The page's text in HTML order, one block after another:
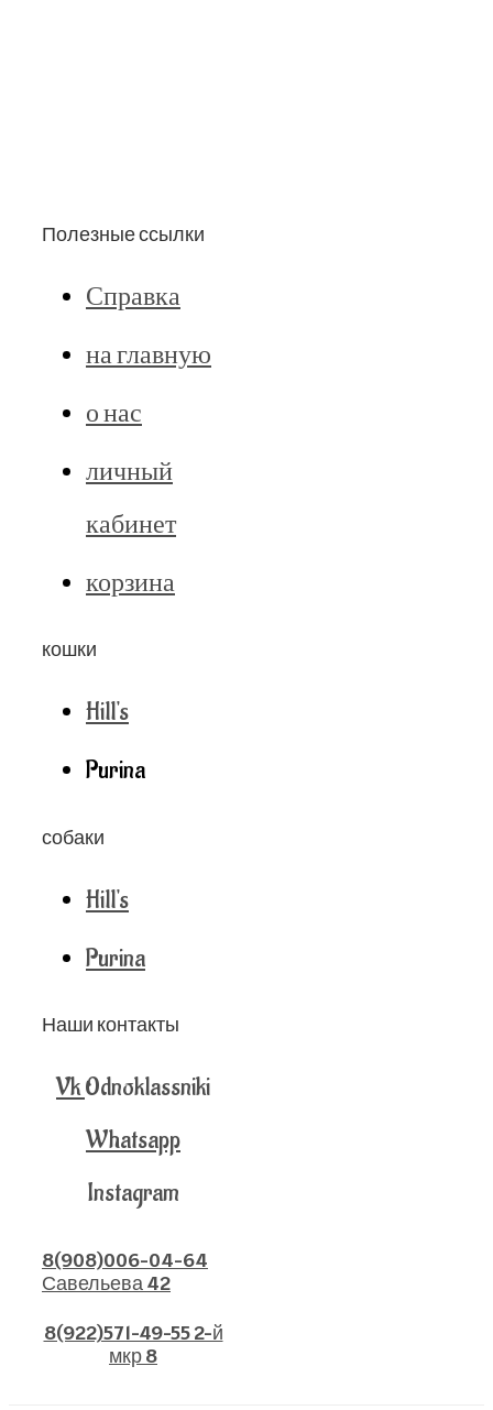
Полезные ссылки
Справка
на главную
о нас
личный
кабинет
корзина
кошки
Hill's
Purina
собаки
Hill's
Purina
Наши контакты
VkOdnoklassniki
Whatsapp
Instagram
8(908)006-04-64
Савельева 42
8(922)571-49-55 2-й
мкр 8